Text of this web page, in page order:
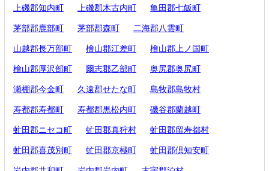
上磯郡知内町 上磯郡木古内町 亀田郡七飯町
茅部郡鹿部町 茅部郡森町 二海郡八雲町
山越郡長万部町 檜山郡江差町 檜山郡上ノ国町
檜山郡厚沢部町 爾志郡乙部町 奥尻郡奥尻町
瀬棚郡今金町 久遠郡せたな町 島牧郡島牧村
寿都郡寿都町 寿都郡黒松内町 磯谷郡蘭越町
虻田郡ニセコ町 虻田郡真狩村 虻田郡留寿都村
虻田郡喜茂別町 虻田郡京極町 虻田郡倶知安町